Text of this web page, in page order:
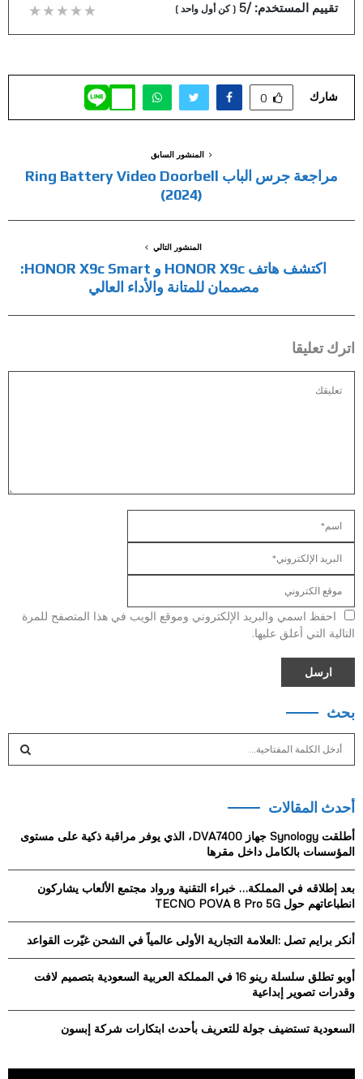
تقييم المستخدم:/5
(كن أول واحد )
شارك 0
المنشور السابق
مراجعة جرس الباب Ring Battery Video Doorbell
(2024)
المنشور التالي
اكتشف هاتف HONOR X9c و HONOR X9c Smart:
مصممان للمتانة والأداء العالي
اترك تعليقا
احفظ اسمي والبريد الإلكتروني وموقع الويب في هذا المتصفح للمرة
التالية التي أعلق عليها.
بحث
c
h
f
:
A
H
أحدث المقالات
أطلقت Synology جهاز DVA7400، الذي يوفر مراقبة ذكية على مستوى
المؤسسات بالكامل داخل مقرها
بعد إطلاقه في المملكة… خبراء التقنية ورواد مجتمع الألعاب يشاركون
انطباعاتهم حول TECNO POVA 8 Pro 5G
أنكر برايم تصل :العلامة التجارية الأولى عالمياً في الشحن غيّرت القواعد
أوبو تطلق سلسلة رينو 16 في المملكة العربية السعودية بتصميم لافت
وقدرات تصوير إبداعية
السعودية تستضيف جولة للتعريف بأحدث ابتكارات شركة إبسون